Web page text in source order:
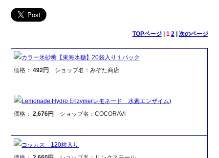
TOPページ| 1 2| 次のページ
カラー氷砂糖【東海氷糖】20袋入り１パック
価格：492円 ショップ名：みぞた商店
Lemonade Hydro Enzyme(レモネード 水素エンザイム)
価格：2,676円 ショップ名：COCORAVI
コッカス 120粒入り